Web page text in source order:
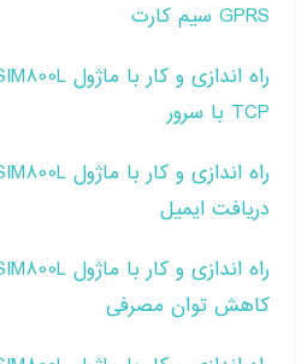
GPRS سیم کارت
TCP با سرور
دریافت ایمیل
کاهش توان مصرفی